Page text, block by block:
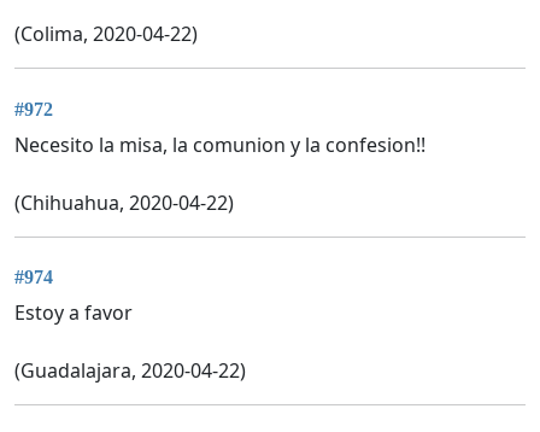
(Colima, 2020-04-22)
#972
Necesito la misa, la comunion y la confesion!!
(Chihuahua, 2020-04-22)
#974
Estoy a favor
(Guadalajara, 2020-04-22)